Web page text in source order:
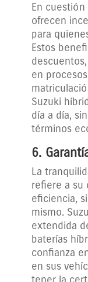
En
ofrecen
para
Estos
en
Suzuki
día a día,
términos
6.
La
refiere a su
eficiencia,
mismo.
extendida
baterías
confianza
en sus